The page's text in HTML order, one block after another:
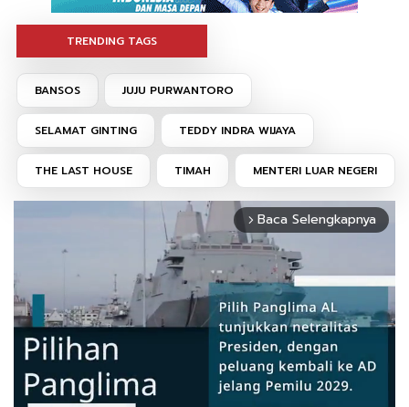
TRENDING TAGS
BANSOS JUJU PURWANTORO
SELAMAT GINTING TEDDY INDRA WIJAYA
THE LAST HOUSE TIMAH MENTERI LUAR NEGERI
arrow_forward_ios Baca Selengkapnya